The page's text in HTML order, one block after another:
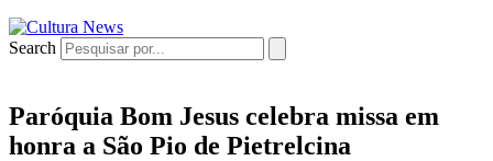
Search
Paróquia Bom Jesus celebra missa em
honra a São Pio de Pietrelcina